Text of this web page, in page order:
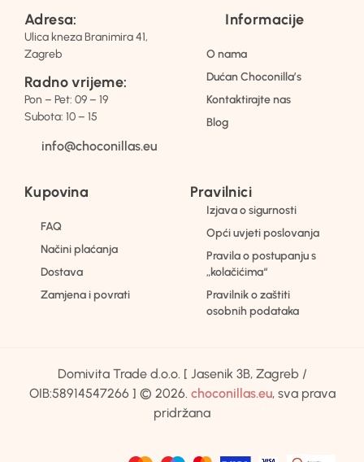
Adresa:
Ulica kneza Branimira 41,
Zagreb
Radno vrijeme:
Pon – Pet: 09 – 19
Subota: 10 – 15
info@choconillas.eu
Informacije
O nama
Dućan Choconilla’s
Kontaktirajte nas
Blog
Kupovina
FAQ
Načini plaćanja
Dostava
Zamjena i povrati
Pravilnici
Izjava o sigurnosti
Opći uvjeti poslovanja
Pravila o postupanju s
„kolačićima“
Pravilnik o zaštiti
osobnih podataka
Domivita Trade d.o.o. [ Jasenik 3B, Zagreb /
OIB:58914547266 ] © 2026. choconillas.eu, sva prava
pridržana